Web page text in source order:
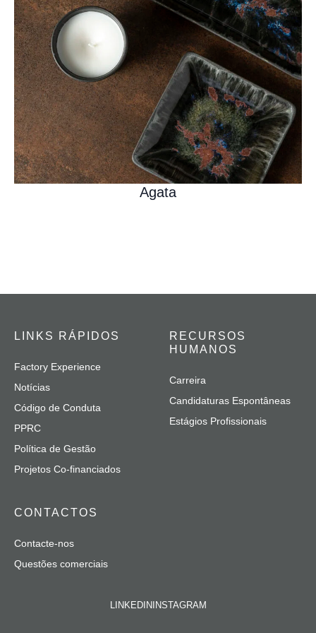
Agata
LINKS RÁPIDOS
Factory Experience
Notícias
Código de Conduta
PPRC
Política de Gestão
Projetos Co-financiados
RECURSOS
HUMANOS
Carreira
Candidaturas Espontâneas
Estágios Profissionais
CONTACTOS
Contacte-nos
Questões comerciais
LINKEDIN INSTAGRAM